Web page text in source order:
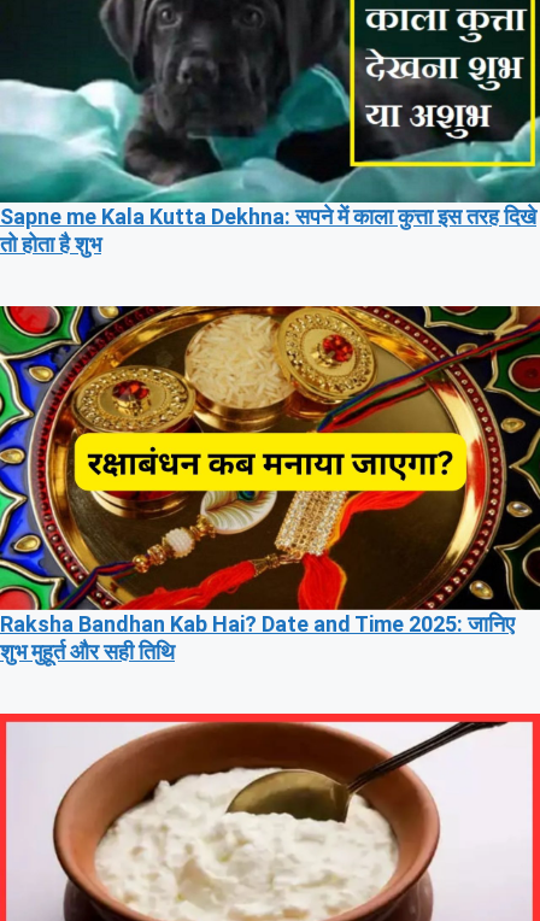
Sapne me Kala Kutta Dekhna: सपने में काला कुत्ता इस तरह दिखे
तो होता है शुभ
Raksha Bandhan Kab Hai? Date and Time 2025: जानिए
शुभ मुहूर्त और सही तिथि